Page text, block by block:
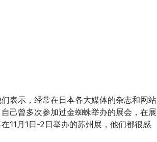
表示，经常在日本各大媒体的杂志和网站
己曾多次参加过金蜘蛛举办的展会，在展
11月1日-2日举办的苏州展，他们都很感